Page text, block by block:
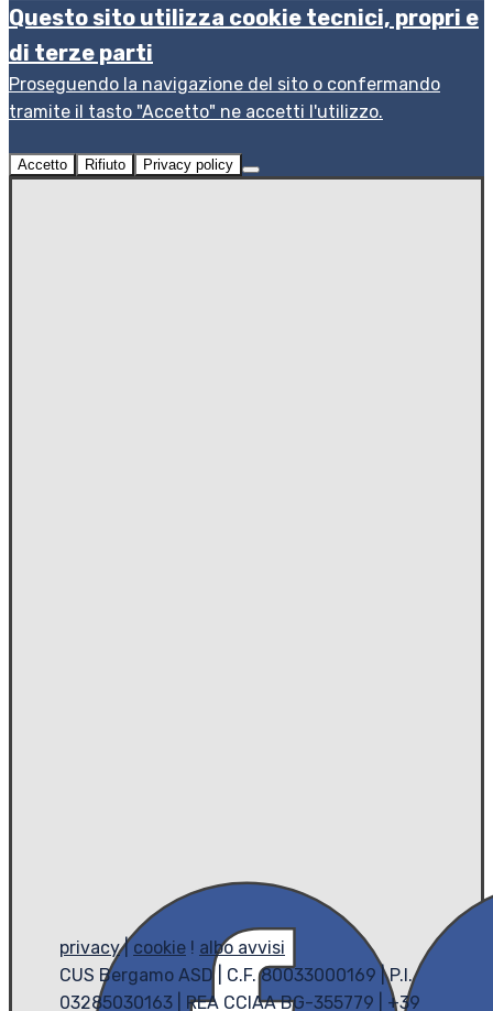
Questo sito utilizza cookie tecnici, propri e
di terze parti
Proseguendo la navigazione del sito o confermando
tramite il tasto "Accetto" ne accetti l'utilizzo.
Accetto Rifiuto Privacy policy
privacy|cookie ! albo avvisi
CUS Bergamo ASD | C.F. 80033000169 | P.I.
03285030163 | REA CCIAA BG-355779 | +39